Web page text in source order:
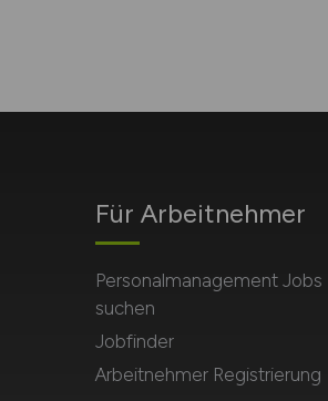
Für Arbeitnehmer
Personalmanagement Jobs
suchen
Jobfinder
Arbeitnehmer Registrierung